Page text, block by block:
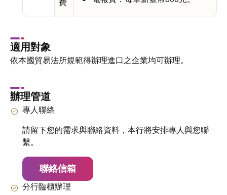
費
適用對象
依本國貿易法所規範得辦理進口之企業均可辦理。
辦理管道
專人聯絡
請留下您的需求與聯絡資料，本行將安排專人與您聯
繫。
聯絡信箱
分行臨櫃辦理